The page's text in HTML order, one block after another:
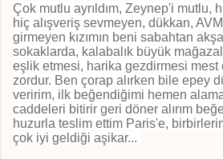
Çok mutlu ayrıldım, Zeynep'i mutlu,
hiç alışveriş sevmeyen, dükkan,
girmeyen kızımın beni sabahtan
sokaklarda, kalabalık büyük
eşlik etmesi, harika gezdirmesi mest
zordur. Ben çorap alırken bile epey
veririm, ilk beğendiğimi hemen
caddeleri bitirir geri döner alırım
huzurla teslim ettim Paris'e,
çok iyi geldiği aşikar...